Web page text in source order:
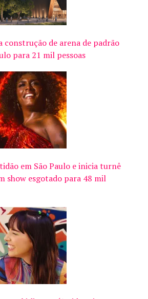
construção de arena de padrão
para 21 mil pessoas
em São Paulo e inicia turnê
show esgotado para 48 mil